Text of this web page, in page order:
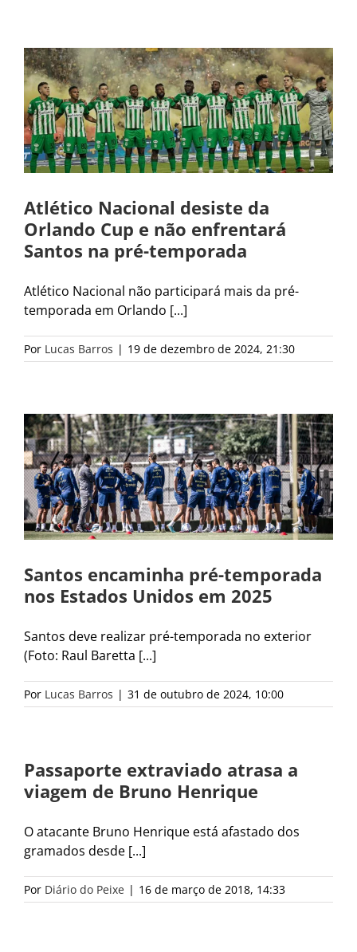
Atlético Nacional desiste da
Orlando Cup e não enfrentará
Santos na pré-temporada
Atlético Nacional não participará mais da pré-
temporada em Orlando [...]
Por Lucas Barros | 19 de dezembro de 2024, 21:30
Santos encaminha pré-temporada
nos Estados Unidos em 2025
Santos deve realizar pré-temporada no exterior
(Foto: Raul Baretta [...]
Por Lucas Barros | 31 de outubro de 2024, 10:00
Passaporte extraviado atrasa a
viagem de Bruno Henrique
O atacante Bruno Henrique está afastado dos
gramados desde [...]
Por Diário do Peixe | 16 de março de 2018, 14:33